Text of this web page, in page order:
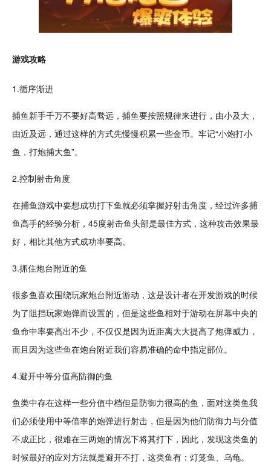
游戏攻略
1.循序渐进
捕鱼新手千万不要好高骛远，捕鱼要按照规律来进行，由小及大，
由近及远，通过这样的方式先慢慢积累一些金币。牢记“小炮打小
鱼 ，打炮捕大鱼”。
2.控制射击角度
在捕鱼游戏中要想成功打下鱼就必须掌握好射击角度，经过许多捕
鱼高手的经验分析，45度射击鱼头部是最佳方式，这种攻击效果最
好，相比其他方式成功率要高。
3.抓住炮台附近的鱼
很多鱼喜欢围绕玩家炮台附近游动，这是设计者在开发游戏的时候
为了阻挡玩家炮弹而设置的，但是这些鱼相对于游动在屏幕中央的
鱼命中率要高出不少，不仅仅是因为近距离大大提高了炮弹威力，
而且因为这些鱼在炮台附近我们容易准确的命中指定部位。
4.避开中等分值高防御的鱼
鱼类中存在这样一些分值中档但是防御力很高的鱼，面对这类鱼我
们必须使用中等倍率的炮弹进行射击，但是因为他们防御力与分值
不成正比，很难在三两炮的情况下将其打下，因此，发现这类鱼的
时候最好的应对方法就是避开不打，这类鱼有：灯笼鱼、乌龟。